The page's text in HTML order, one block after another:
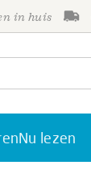
in huis
Nu lezen